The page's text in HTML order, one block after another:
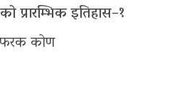
प्रारम्भिक इतिहास–१
फरक कोण